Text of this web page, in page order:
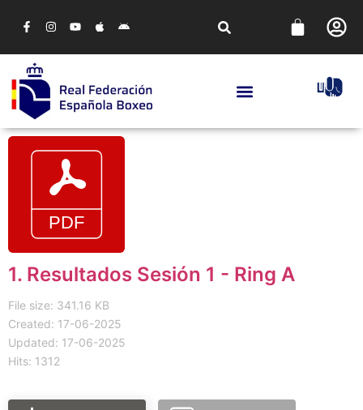
1. Resultados Sesión 1 - Ring A
File size: 341.16 KB
Created: 17-06-2025
Updated: 17-06-2025
Hits: 1312